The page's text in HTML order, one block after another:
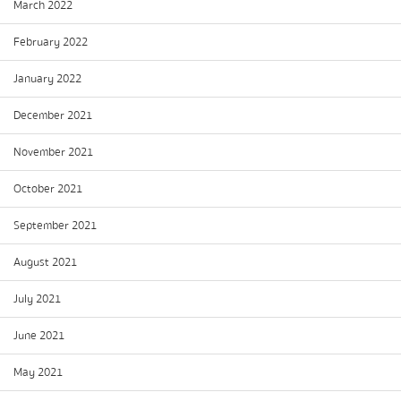
March 2022
February 2022
January 2022
December 2021
November 2021
October 2021
September 2021
August 2021
July 2021
June 2021
May 2021